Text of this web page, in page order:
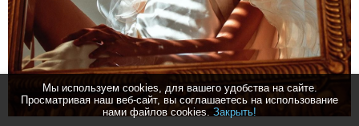
Мы используем cookies, для вашего удобства на сайте.
Просматривая наш веб-сайт, вы соглашаетесь на использование
нами файлов cookies. Закрыть!